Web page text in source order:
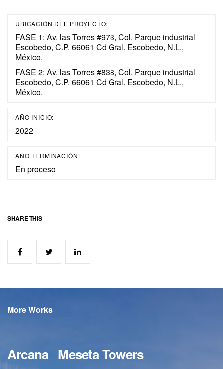
UBICACIÓN DEL PROYECTO:
FASE 1: Av. las Torres #973, Col. Parque industrial
Escobedo, C.P. 66061 Cd Gral. Escobedo, N.L.,
México.
FASE 2: Av. las Torres #838, Col. Parque industrial
Escobedo, C.P. 66061 Cd Gral. Escobedo, N.L.,
México.
AÑO INICIO:
2022
AÑO TERMINACIÓN:
En proceso
SHARE THIS
More Works
Arcana Meseta Towers